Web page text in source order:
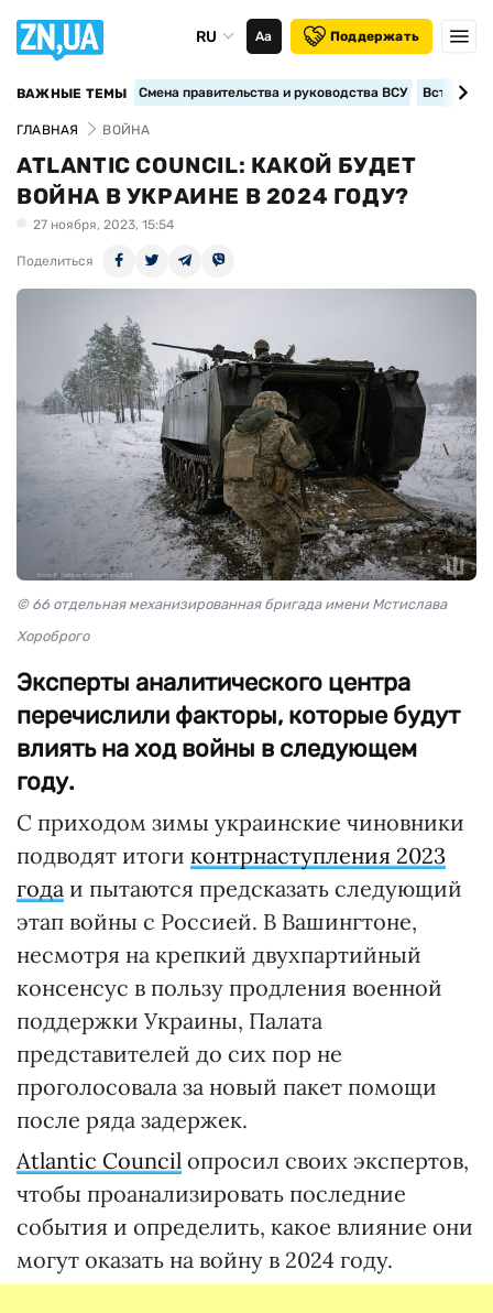
RU Аа Поддержать
ВАЖНЫЕ ТЕМЫ Смена правительства и руководства ВСУ
ГЛАВНАЯ ВОЙНА
ATLANTIC COUNCIL: КАКОЙ БУДЕТ
ВОЙНА В УКРАИНЕ В 2024 ГОДУ?
27 ноября, 2023, 15:54
Поделиться
© 66 отдельная механизированная бригада имени Мстислава
Хороброго
Эксперты аналитического центра
перечислили факторы, которые будут
влиять на ход войны в следующем
году.
С приходом зимы украинские чиновники
подводят итоги контрнаступления 2023
года и пытаются предсказать следующий
этап войны с Россией. В Вашингтоне,
несмотря на крепкий двухпартийный
консенсус в пользу продления военной
поддержки Украины, Палата
представителей до сих пор не
проголосовала за новый пакет помощи
после ряда задержек.
Atlantic Council опросил своих экспертов,
чтобы проанализировать последние
события и определить, какое влияние они
могут оказать на войну в 2024 году.